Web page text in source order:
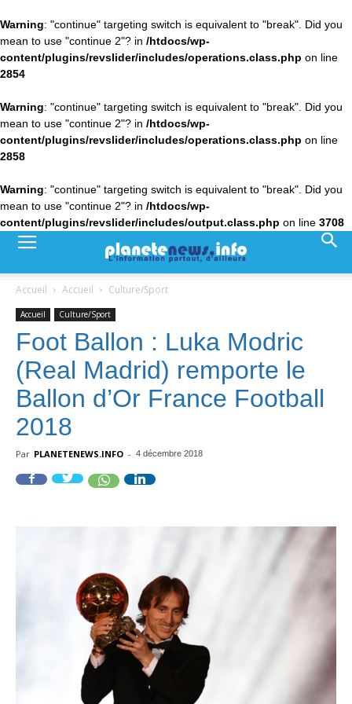
Warning: "continue" targeting switch is equivalent to "break". Did you
mean to use "continue 2"? in /htdocs/wp-
content/plugins/revslider/includes/operations.class.php on line
2854
Warning: "continue" targeting switch is equivalent to "break". Did you
mean to use "continue 2"? in /htdocs/wp-
content/plugins/revslider/includes/operations.class.php on line
2858
Warning: "continue" targeting switch is equivalent to "break". Did you
mean to use "continue 2"? in /htdocs/wp-
content/plugins/revslider/includes/output.class.php on line 3708
Accueil Accueil Culture/Sport
Accueil Culture/Sport
Foot Ballon : Luka Modric
(Real Madrid) remporte le
Ballon d’Or France Football
2018
Par PLANETENEWS.INFO - 4 décembre 2018